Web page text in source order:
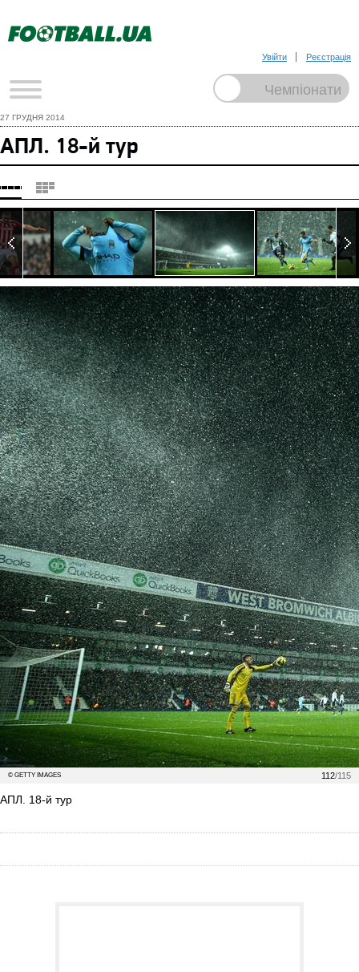
Увійти Реєстрація
27 ГРУДНЯ 2014
АПЛ. 18-й тур
112/115
© GETTY IMAGES
АПЛ. 18-й тур